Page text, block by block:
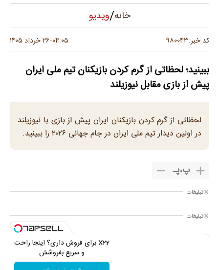
خانه/ویدیو
کد خبر:۹۸۰۰۴۳ ۰۴:۰۵-۲۶ خرداد ۱۴۰۵
ببینید؛ لحظاتی از گرم کردن بازیکنان تیم ملی ایران
پیش از بازی مقابل نیوزیلند
لحظاتی از گرم کردن بازیکنان ایران پیش از بازی با نیوزیلند
در اولین دیدار تیم ملی ایران در جام جهانی ۲۰۲۶ را ببینید.
پ،پـ
تبلیغات
تبلیغات
X22 برای فروش داری؟ اینجا راحت
و سریع بفروشش